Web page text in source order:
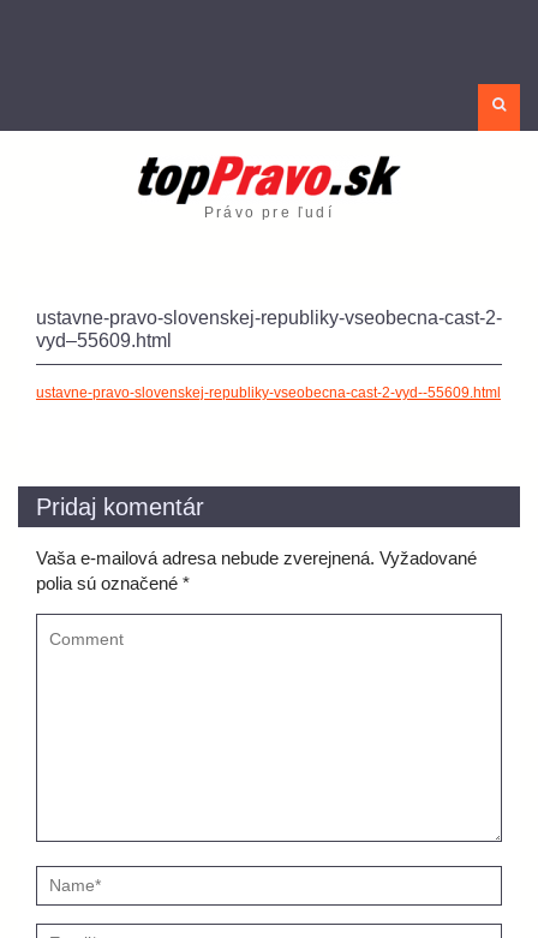
Právo pre ľudí
ustavne-pravo-slovenskej-republiky-vseobecna-cast-2-
vyd–55609.html
ustavne-pravo-slovenskej-republiky-vseobecna-cast-2-vyd--55609.html
Pridaj komentár
Vaša e-mailová adresa nebude zverejnená. Vyžadované
polia sú označené *